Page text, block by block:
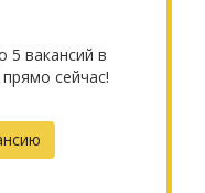
5 вакансий в
сейчас!